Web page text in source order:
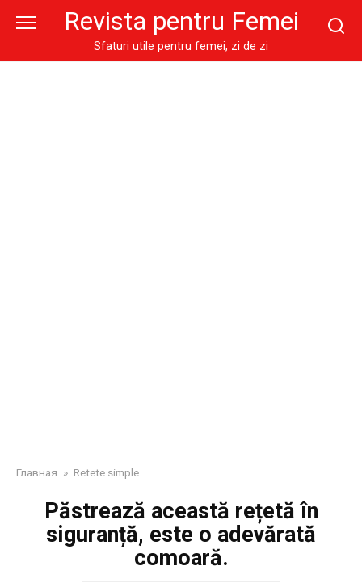
Revista pentru Femei
Sfaturi utile pentru femei, zi de zi
Главная » Retete simple
Păstrează această rețetă în
siguranță, este o adevărată
comoară.